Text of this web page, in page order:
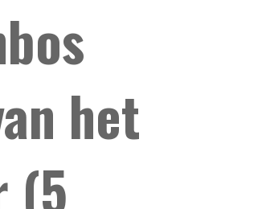
het
(5